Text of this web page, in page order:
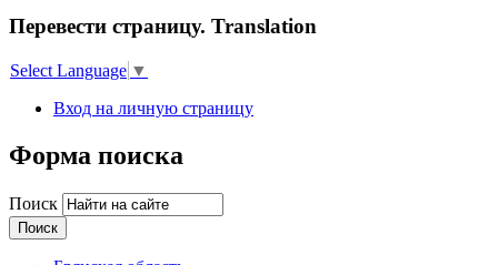
Перевести страницу. Translation
Select Language ▼
Вход на личную страницу
Форма поиска
Поиск